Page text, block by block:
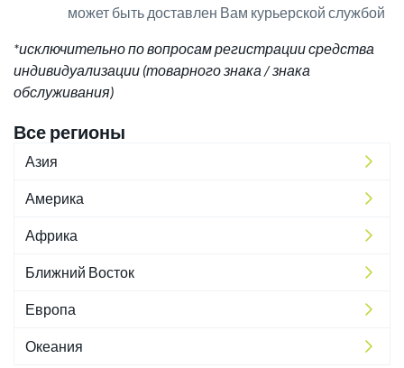
может быть доставлен Вам курьерской службой
*исключительно по вопросам регистрации средства
индивидуализации (товарного знака / знака
обслуживания)
Все регионы
Азия
Америка
Африка
Ближний Восток
Европа
Океания